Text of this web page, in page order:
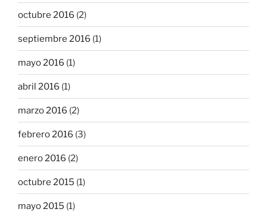
octubre 2016 (2)
septiembre 2016 (1)
mayo 2016 (1)
abril 2016 (1)
marzo 2016 (2)
febrero 2016 (3)
enero 2016 (2)
octubre 2015 (1)
mayo 2015 (1)